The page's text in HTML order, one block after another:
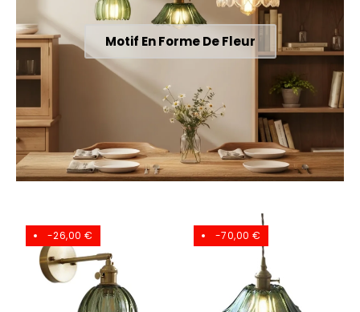
Motif En Forme De Fleur
-26,00 € -70,00 €